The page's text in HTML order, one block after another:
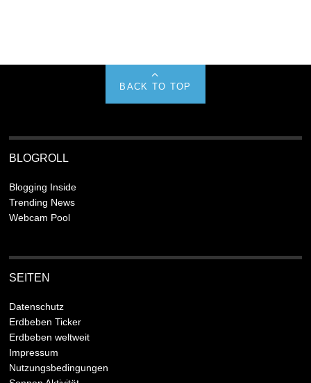
BACK TO TOP
BLOGROLL
Blogging Inside
Trending News
Webcam Pool
SEITEN
Datenschutz
Erdbeben Ticker
Erdbeben weltweit
Impressum
Nutzungsbedingungen